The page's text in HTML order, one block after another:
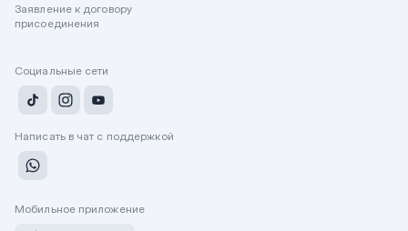
Заявление к договору
присоединения
Социальные сети
Написать в чат с поддержкой
Мобильное приложение